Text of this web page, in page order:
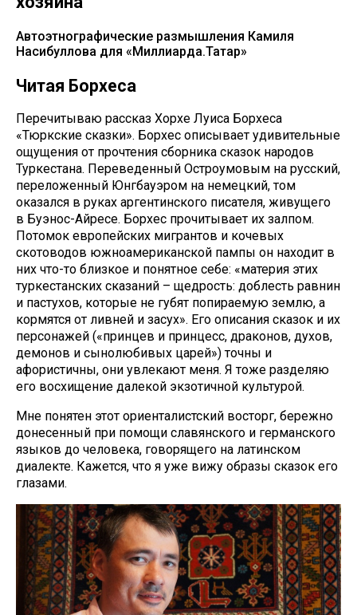
Автоэтнографические размышления Камиля
Насибуллова для «Миллиарда.Татар»
Читая Борхеса
Перечитываю рассказ Хорхе Луиса Борхеса
«Тюркские сказки». Борхес описывает удивительные
ощущения от прочтения сборника сказок народов
Туркестана. Переведенный Остроумовым на русский,
переложенный Юнгбауэром на немецкий, том
оказался в руках аргентинского писателя, живущего
в Буэнос-Айресе. Борхес прочитывает их залпом.
Потомок европейских мигрантов и кочевых
скотоводов южноамериканской пампы он находит в
них что-то близкое и понятное себе: «материя этих
туркестанских сказаний – щедрость: доблесть равнин
и пастухов, которые не губят попираемую землю, а
кормятся от ливней и засух». Его описания сказок и их
персонажей («принцев и принцесс, драконов, духов,
демонов и сынолюбивых царей») точны и
афористичны, они увлекают меня. Я тоже разделяю
его восхищение далекой экзотичной культурой.
Мне понятен этот ориенталистский восторг, бережно
донесенный при помощи славянского и германского
языков до человека, говорящего на латинском
диалекте. Кажется, что я уже вижу образы сказок его
глазами.